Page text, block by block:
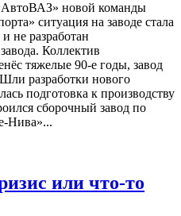
новой команды
ситуация на заводе стала
не разработан
Коллектив
тяжелые 90-е годы, завод
разработки нового
подготовка к производству
сборочный завод по
Нива»...
или что-то